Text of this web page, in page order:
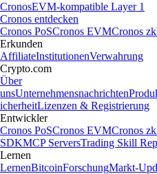
CronosEVM-kompatible Layer 1
Cronos entdecken
Cronos PoSCronos EVMCronos
Erkunden
AffiliateInstitutionenVerwahrung
Crypto.com
Über
unsUnternehmensnachrichten
icherheitLizenzen & Registrierung
Entwickler
Cronos PoSCronos EVMCronos
SDKMCP ServersTrading Skill
Lernen
LernenBitcoinForschungMarkt-